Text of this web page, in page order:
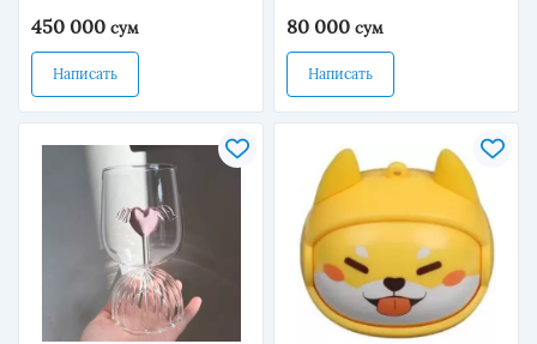
450 000 сум
Написать
80 000 сум
Написать